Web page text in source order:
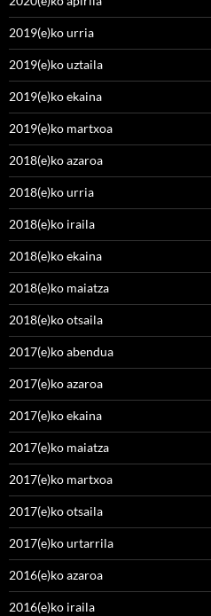
2019(e)ko urria
2019(e)ko uztaila
2019(e)ko ekaina
2019(e)ko martxoa
2018(e)ko azaroa
2018(e)ko urria
2018(e)ko iraila
2018(e)ko ekaina
2018(e)ko maiatza
2018(e)ko otsaila
2017(e)ko abendua
2017(e)ko azaroa
2017(e)ko ekaina
2017(e)ko maiatza
2017(e)ko martxoa
2017(e)ko otsaila
2017(e)ko urtarrila
2016(e)ko azaroa
2016(e)ko iraila